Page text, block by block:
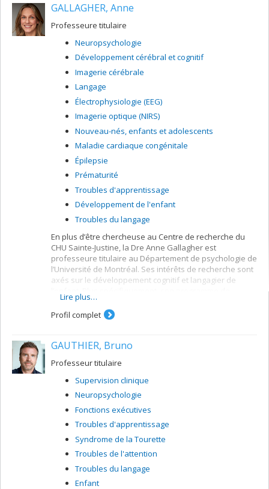
L'évaluation de l'efficacité de programmes
d'interventions et de réadaptations précoces
GALLAGHER, Anne
Professeure titulaire
Neuropsychologie
Développement cérébral et cognitif
Imagerie cérébrale
Langage
Électrophysiologie (EEG)
Imagerie optique (NIRS)
Nouveau-nés, enfants et adolescents
Maladie cardiaque congénitale
Épilepsie
Prématurité
Troubles d'apprentissage
Développement de l'enfant
Troubles du langage
En plus d’être chercheuse au Centre de recherche du
CHU Sainte-Justine, la Dre Anne Gallagher est
professeure titulaire au Département de psychologie de
l’Université de Montréal. Ses intérêts de recherche sont
axés sur le développement cognitif et langagier de
recherche se divise en deux volets: 1) Développement
langagier typique au cours de la petite enfance ; 2) Les
effets cognitifs et cérébraux de différentes maladies et
anomalies cardiaques congénitales et la prématurité. Au
Optique en Neurodéveloppement (LIONlab), son équipe
utilise l’évaluation neuropsychologique et l’imagerie
cérébrale, notamment la spectroscopie proche
infrarouge fonctionnelle (fNIRS) et
l’électroencéphalographie (EEG), afin de mieux
comprendre ces pathologies et leurs effets sur le
développement du cerveau, identifier des marqueurs
prédictifs du pronostic neurodéveloppemental et
développer des techniques d’évaluation pré-
chirurgicales pouvant être utilisées auprès de ces
populations.
Lire plus…
Profil complet
GAUTHIER, Bruno
Professeur titulaire
Supervision clinique
Neuropsychologie
Fonctions exécutives
Troubles d'apprentissage
Syndrome de la Tourette
Troubles de l'attention
Troubles du langage
Enfant